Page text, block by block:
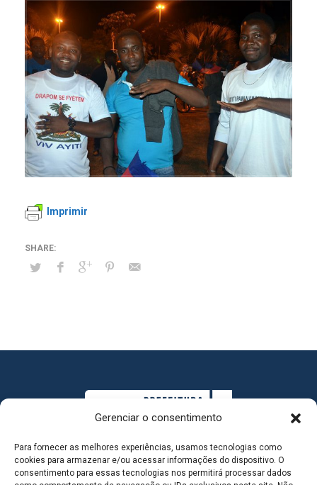
Gerenciar o consentimento
Para fornecer as melhores experiências, usamos tecnologias como
cookies para armazenar e/ou acessar informações do dispositivo. O
consentimento para essas tecnologias nos permitirá processar dados
Imprimir